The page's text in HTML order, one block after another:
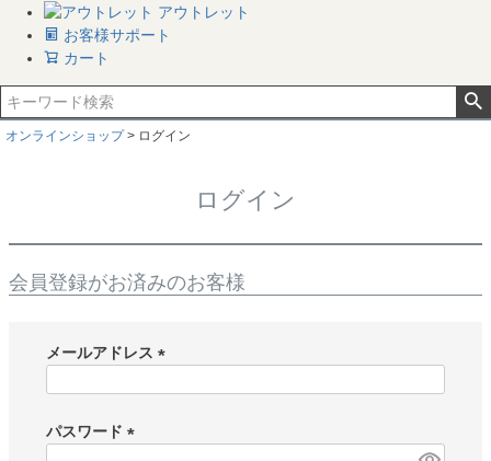
アウトレット
お客様サポート
カート
オンラインショップ ログイン
ログイン
会員登録がお済みのお客様
メールアドレス
)
パスワード